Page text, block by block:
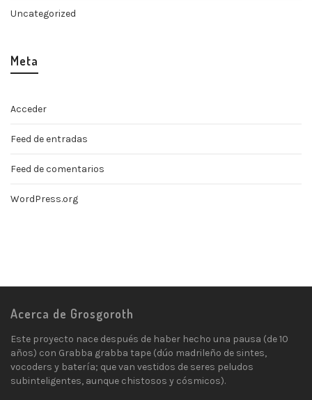
Uncategorized
Meta
Acceder
Feed de entradas
Feed de comentarios
WordPress.org
Acerca de Grosgoroth
Este proyecto nace después de haber hecho una pausa (de 10
años) con Grabba grabba tape (dúo madrileño de sintes,
vocoders y batería; que van vestidos de seres peludos
subinteligentes, aunque chistosos y cósmicos).